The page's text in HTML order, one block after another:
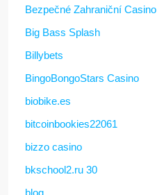
Bezpečné Zahraniční Casino
Big Bass Splash
Billybets
BingoBongoStars Casino
biobike.es
bitcoinbookies22061
bizzo casino
bkschool2.ru 30
blog